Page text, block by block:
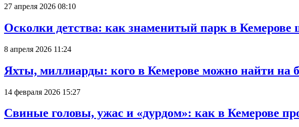
27 апреля 2026 08:10
Осколки детства: как знаменитый парк в Кемерове
8 апреля 2026 11:24
Яхты, миллиарды: кого в Кемерове можно найти на
14 февраля 2026 15:27
Свиные головы, ужас и «дурдом»: как в Кемерове